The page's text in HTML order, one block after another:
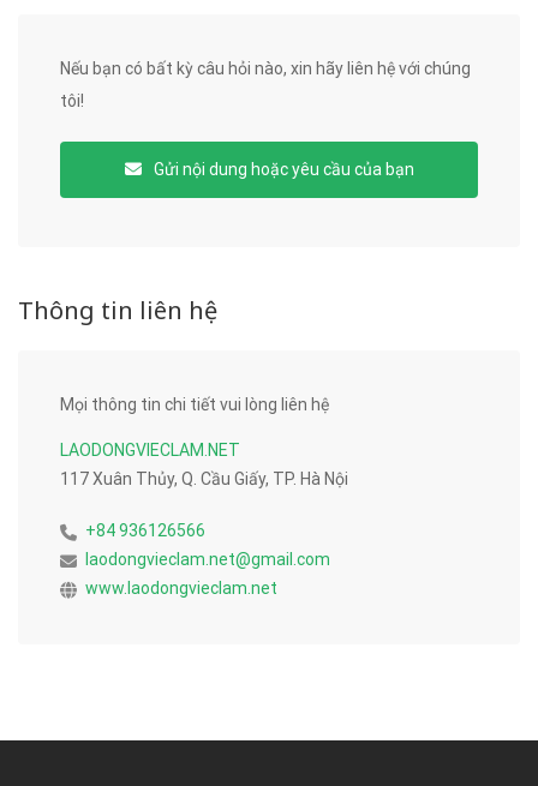
Nếu bạn có bất kỳ câu hỏi nào, xin hãy liên hệ với chúng
tôi!
Gửi nội dung hoặc yêu cầu của bạn
Thông tin liên hệ
Mọi thông tin chi tiết vui lòng liên hệ
LAODONGVIECLAM.NET
117 Xuân Thủy, Q. Cầu Giấy, TP. Hà Nội
+84 936126566
laodongvieclam.net@gmail.com
www.laodongvieclam.net